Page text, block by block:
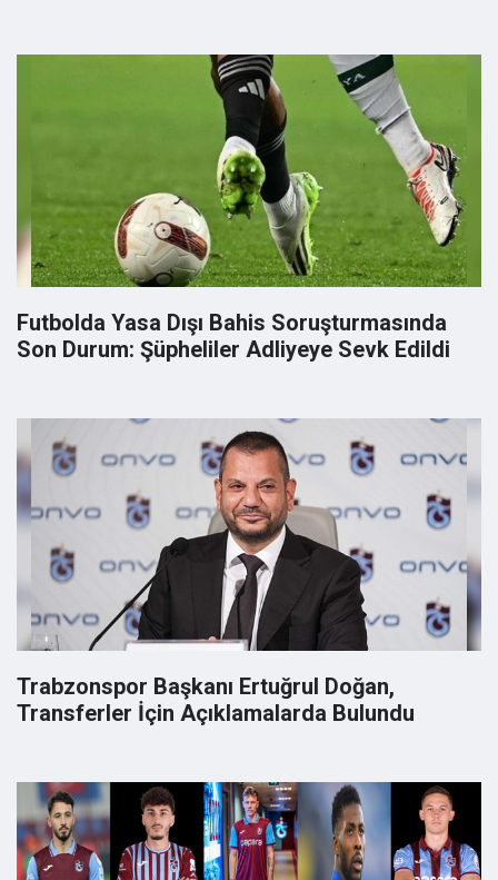
Futbolda Yasa Dışı Bahis Soruşturmasında
Son Durum: Şüpheliler Adliyeye Sevk Edildi
Trabzonspor Başkanı Ertuğrul Doğan,
Transferler İçin Açıklamalarda Bulundu